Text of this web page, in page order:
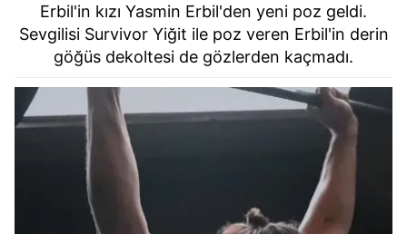
Erbil'in kızı Yasmin Erbil'den yeni poz geldi.
Sevgilisi Survivor Yiğit ile poz veren Erbil'in derin
göğüs dekoltesi de gözlerden kaçmadı.